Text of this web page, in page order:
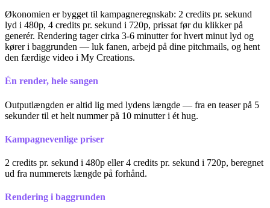
Økonomien er bygget til kampagneregnskab: 2 credits pr. sekund
lyd i 480p, 4 credits pr. sekund i 720p, prissat før du klikker på
generér. Rendering tager cirka 3-6 minutter for hvert minut lyd og
kører i baggrunden — luk fanen, arbejd på dine pitchmails, og hent
den færdige video i My Creations.
Én render, hele sangen
Outputlængden er altid lig med lydens længde — fra en teaser på 5
sekunder til et helt nummer på 10 minutter i ét hug.
Kampagnevenlige priser
2 credits pr. sekund i 480p eller 4 credits pr. sekund i 720p, beregnet
ud fra nummerets længde på forhånd.
Rendering i baggrunden